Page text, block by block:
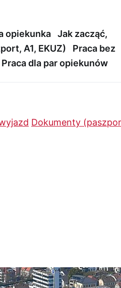
opiekunka
Jak zacząć,
A1, EKUZ)
Praca bez
Praca dla par opiekunów
Dokumenty